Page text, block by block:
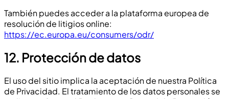
También puedes acceder a la plataforma europea de
resolución de litigios online:
https://ec.europa.eu/consumers/odr/
12. Protección de datos
El uso del sitio implica la aceptación de nuestra Política
de Privacidad. El tratamiento de los datos personales se